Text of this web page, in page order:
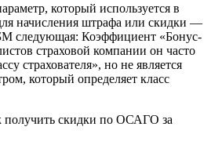
который используется в
начисления штрафа или скидки —
следующая: Коэффициент «Бонус-
страховой компании он часто
страхователя», но не является
который определяет класс